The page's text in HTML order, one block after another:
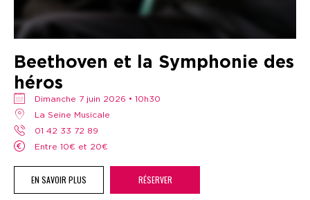
Beethoven et la Symphonie des
héros
dimanche 7 juin 2026 • 10h30
La Seine Musicale
01 42 33 72 89
Entre 10€ et 20€
EN SAVOIR PLUS RÉSERVER